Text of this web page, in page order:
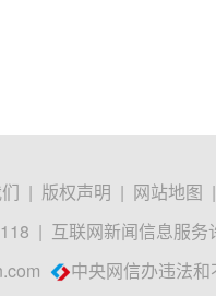
| 版权声明 | 网站地图 |
| 互联网新闻信息服
中央网信办违法